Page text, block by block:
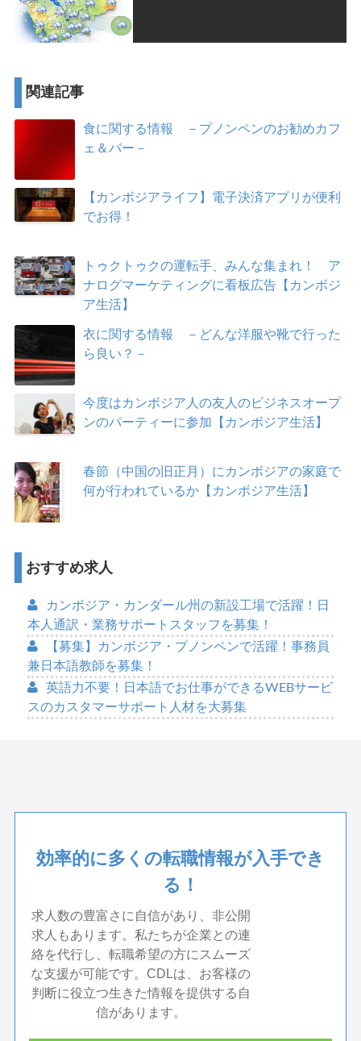
関連記事
食に関する情報 －プノンペンのお勧めカフ
ェ＆バー－
【カンボジアライフ】電子決済アプリが便利
でお得！
トゥクトゥクの運転手、みんな集まれ！ ア
ナログマーケティングに看板広告【カンボジ
ア生活】
衣に関する情報 －どんな洋服や靴で行った
ら良い？－
今度はカンボジア人の友人のビジネスオープ
ンのパーティーに参加【カンボジア生活】
春節（中国の旧正月）にカンボジアの家庭で
何が行われているか【カンボジア生活】
おすすめ求人
カンボジア・カンダール州の新設工場で活躍！日
本人通訳・業務サポートスタッフを募集！
【募集】カンボジア・プノンペンで活躍！事務員
兼日本語教師を募集！
英語力不要！日本語でお仕事ができるWEBサービ
スのカスタマーサポート人材を大募集
効率的に多くの転職情報が入手でき
る！
求人数の豊富さに自信があり、非公開
求人もあります。私たちが企業との連
絡を代行し、転職希望の方にスムーズ
な支援が可能です。CDLは、お客様の
判断に役立つ生きた情報を提供する自
信があります。